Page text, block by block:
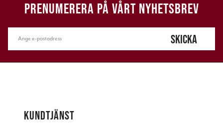
PRENUMERERA PÅ VÅRT NYHETSBREV
SKICKA
KUNDTJÄNST